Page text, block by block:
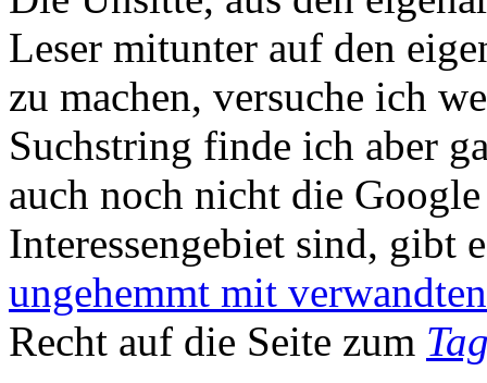
Leser mitunter auf den
zu machen, versuche ich
Suchstring finde ich aber
auch noch nicht die
Interessengebiet sind, gibt
ungehemmt mit verwandten
Recht auf die Seite zum